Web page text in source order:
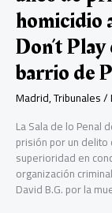
de
Madrid
homicidio
Don’t
barrio de
Madrid,Tribunales/
La Sala de lo Penal
prisión por un
superioridad en
organización
David B.G. por la